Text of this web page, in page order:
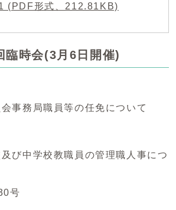
(PDF形式、212.81KB)
臨時会(3月6日開催)
事務局職員等の任免について
び中学校教職員の管理職人事につ
号